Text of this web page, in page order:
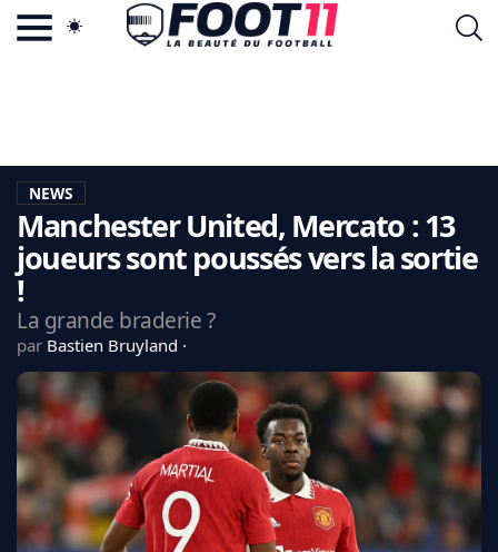
LA CHARTE
VIE PRIVÉE
CGU
CONTACTEZ-NOUS
CDM 2026
EDF
PSG
LIGUE 1
REAL MADRID
FC BARCELONE
NEWS
Manchester United, Mercato : 13
joueurs sont poussés vers la sortie
!
La grande braderie ?
par Bastien Bruyland